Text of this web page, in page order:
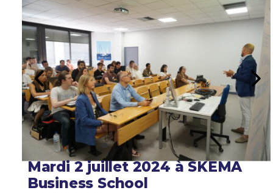
Mardi 2 juillet 2024 à SKEMA
Business School